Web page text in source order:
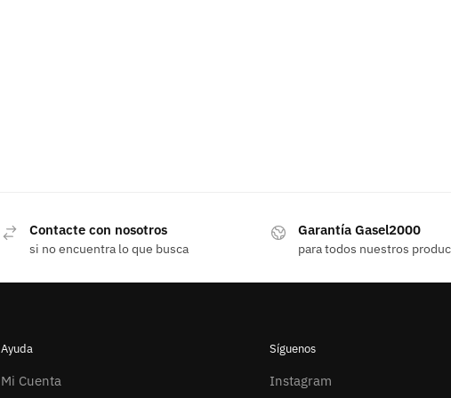
Contacte con nosotros
si no encuentra lo que busca
Garantía Gasel2000
para todos nuestros
Ayuda
Mi Cuenta
Síguenos
Instagram